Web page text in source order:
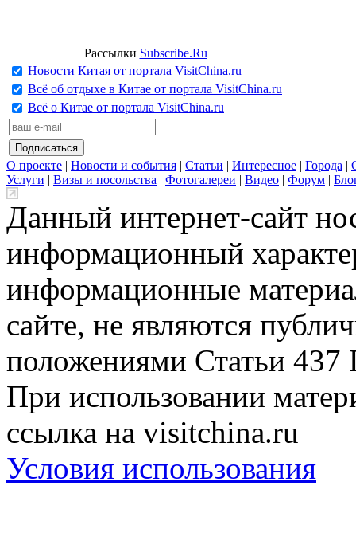
Рассылки Subscribe.Ru
Новости Китая от портала VisitChina.ru
Всё об отдыхе в Китае от портала VisitChina.ru
Всё о Китае от портала VisitChina.ru
О проекте | Новости и события | Статьи | Интересное | Города |
Услуги | Визы и посольства | Фотогалереи | Видео | Форум |
Данный интернет-сайт
информационный
информационные
сайте, не являются
положениями Статьи 437
При использовании
ссылка на visitchina.ru
Условия использования